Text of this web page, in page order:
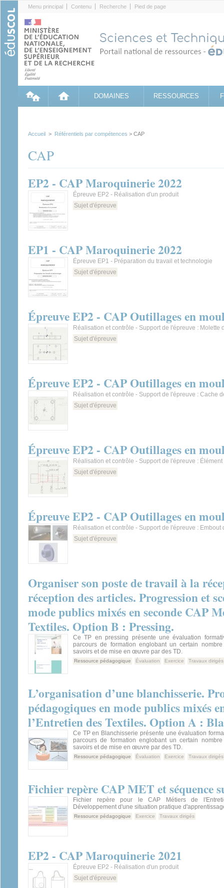
Menu principal Contenu Recherche Pied de page
DOMAINES RESSOURCES
Accueil > Référentiels par compétences > CAP
CAP
EP2 - CAP Maroquinerie 2022
Épreuve EP2 - Réalisation d'un produit
Sujet d'épreuve
EP1 - CAP Maroquinerie 2022
Épreuve EP1 - Préparation du travail et technologie
Sujet d'épreuve
Épreuve EP2 - CAP Outillages en
Réalisation et contrôle - Support de l'épreuve : Molette
Sujet d'épreuve
Épreuve EP2 - CAP Outillages en
Réalisation et contrôle - Support de l'épreuve : Cache
Sujet d'épreuve
Épreuve EP2 - CAP Outillages en
Réalisation et contrôle - Support de l'épreuve :
Sujet d'épreuve
Épreuve EP2 - CAP Outillages en
Réalisation et contrôle - Support de l'épreuve : Embout
Sujet d'épreuve
Organiser son poste de travail à la
réception des articles. Progression et
mode publics mixés en seconde CAP
Textiles. Option B : Pressing.
Ce TP en pressing présente une évaluation
parcours de formation englobant un certain nombre
savoirs et de mise en œuvre par des TD.
Ressource pédagogique Évaluation Exercice Travaux dirigés
L’organisation d’une blanchisserie.
pédagogiques en mode publics mixés
l’Entretien des Textiles. Option A :
Ce TP en Blanchisserie présente une évaluation
parcours de formation englobant un certain nombre
savoirs et de mise en œuvre par des TD.
Ressource pédagogique Évaluation Exercice Travaux dirigés
Fichier repère CAP MET et séquence
Fichier repère pour le CAP Métiers de
Développement d'une situation pratique
Ressource pédagogique Exercice Travaux dirigés
EP2 - CAP Maroquinerie 2021
Épreuve EP2 - Réalisation d'un produit
Sujet d'épreuve